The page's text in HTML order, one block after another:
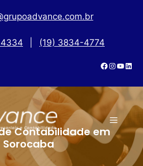
(19) 3834-4774
Contabilidade em
Sorocaba